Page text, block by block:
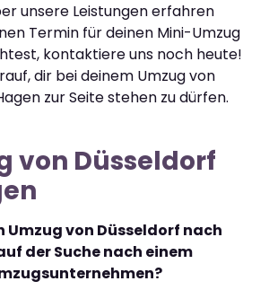
unsere Leistungen erfahren
Termin für deinen Mini-Umzug
kontaktiere uns noch heute!
dir bei deinem Umzug von
zur Seite stehen zu dürfen.
von Düsseldorf
Umzug von Düsseldorf nach
der Suche nach einem